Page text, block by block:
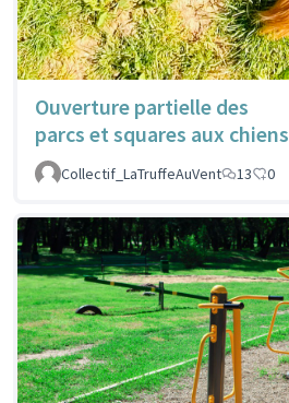
Ouverture partielle des
parcs et squares aux chiens
Collectif_LaTruffeAuVent
13 0